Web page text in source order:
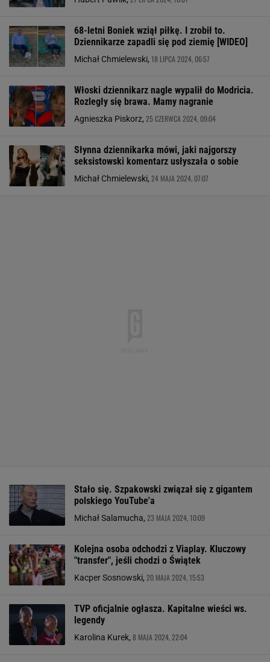
68-letni Boniek wziął piłkę. I zrobił to.
Dziennikarze zapadli się pod ziemię [WIDEO]
Michał Chmielewski, 18 LIPCA 2024, 06:57
Włoski dziennikarz nagle wypalił do Modricia.
Rozległy się brawa. Mamy nagranie
Agnieszka Piskorz, 25 CZERWCA 2024, 09:04
Słynna dziennikarka mówi, jaki najgorszy
seksistowski komentarz usłyszała o sobie
Michał Chmielewski, 24 MAJA 2024, 07:07
Stało się. Szpakowski związał się z gigantem
polskiego YouTube'a
Michał Salamucha, 23 MAJA 2024, 10:09
Kolejna osoba odchodzi z Viaplay. Kluczowy
"transfer", jeśli chodzi o Świątek
Kacper Sosnowski, 20 MAJA 2024, 15:53
TVP oficjalnie ogłasza. Kapitalne wieści ws.
legendy
Karolina Kurek, 8 MAJA 2024, 22:04